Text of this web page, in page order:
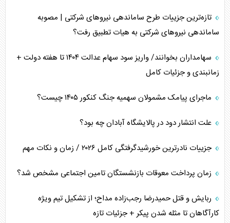
تازه‌ترین جزییات طرح ساماندهی نیرو‌های شرکتی | مصوبه
ساماندهی نیرو‌های شرکتی به هیات تطبیق رفت؟
سهامداران بخوانند/ واریز سود سهام عدالت ۱۴۰۴ تا هفته دولت +
زمانبندی و جزئیات کامل
ماجرای پیامک مشمولان سهمیه جنگ کنکور ۱۴۰۵ چیست؟
علت انتشار دود در پالایشگاه آبادان چه بود؟
جزییات نادرترین خورشیدگرفتگی کامل ۲۰۲۶ / زمان و نکات مهم
زمان پرداخت معوقات بازنشستگان تامین اجتماعی مشخص شد؟
ربایش و قتل حمیدرضا رجب‌زاده مداح؛ از تشکیل تیم ویژه
کارآگاهان تا مثله شدن پیکر + جزئیات تازه